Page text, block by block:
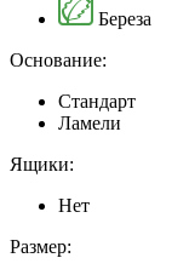
Береза
Основание:
Стандарт
Ламели
Ящики:
Нет
Размер: